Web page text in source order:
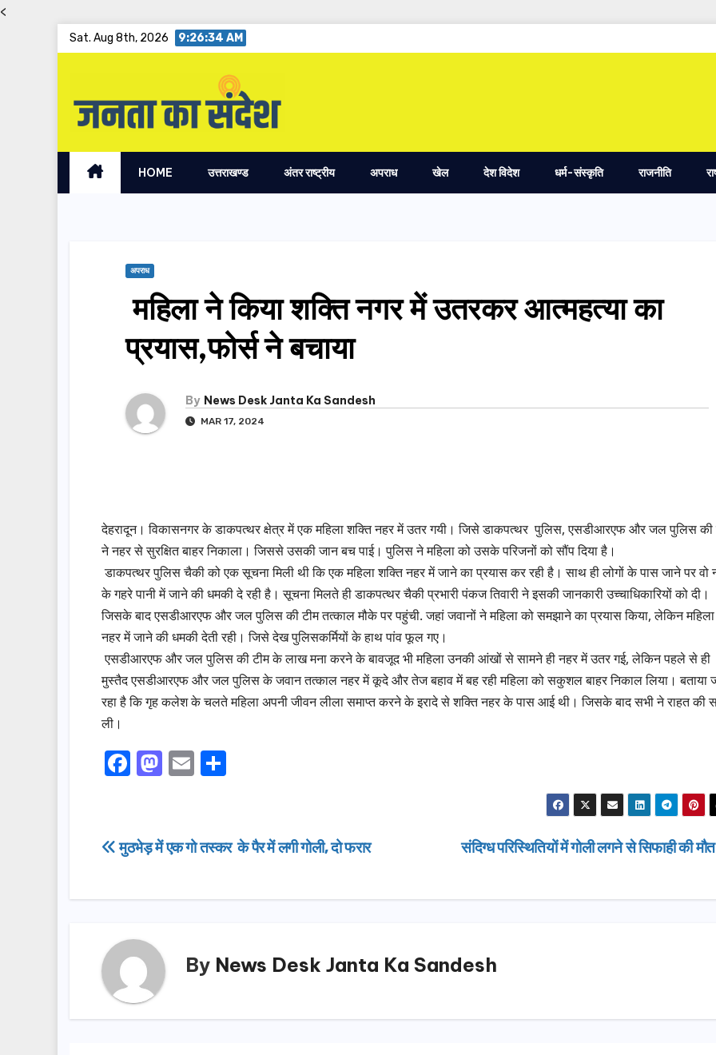
<
Sat. Aug 8th, 2026 9:26:35 AM
HOME उत्तराखण्ड अंतर राष्ट्रीय अपराध खेल देश विदेश धर्म-संस्कृति राजनीति
अपराध
महिला ने किया शक्ति नगर में उतरकर आत्महत्या का
प्रयास,फोर्स ने बचाया
By News Desk Janta Ka Sandesh
MAR 17, 2024
देहरादून। विकासनगर के डाकपत्थर क्षेत्र में एक महिला शक्ति नहर में उतर गयी। जिसे डाकपत्थर पुलिस, एसडीआरएफ और जल पुलिस की
ने नहर से सुरक्षित बाहर निकाला। जिससे उसकी जान बच पाई। पुलिस ने महिला को उसके परिजनों को सौंप दिया है।
डाकपत्थर पुलिस चैकी को एक सूचना मिली थी कि एक महिला शक्ति नहर में जाने का प्रयास कर रही है। साथ ही लोगों के पास जाने पर वो
के गहरे पानी में जाने की धमकी दे रही है। सूचना मिलते ही डाकपत्थर चैकी प्रभारी पंकज तिवारी ने इसकी जानकारी उच्चाधिकारियों को दी।
जिसके बाद एसडीआरएफ और जल पुलिस की टीम तत्काल मौके पर पहुंची. जहां जवानों ने महिला को समझाने का प्रयास किया, लेकिन महिला
नहर में जाने की धमकी देती रही। जिसे देख पुलिसकर्मियों के हाथ पांव फूल गए।
एसडीआरएफ और जल पुलिस की टीम के लाख मना करने के बावजूद भी महिला उनकी आंखों से सामने ही नहर में उतर गई, लेकिन पहले से ही
मुस्तैद एसडीआरएफ और जल पुलिस के जवान तत्काल नहर में कूदे और तेज बहाव में बह रही महिला को सकुशल बाहर निकाल लिया। बताया
रहा है कि गृह कलेश के चलते महिला अपनी जीवन लीला समाप्त करने के इरादे से शक्ति नहर के पास आई थी। जिसके बाद सभी ने राहत की
ली।
F
e
o
k
M
o
d
o
E
e
Post
संदिग्ध परिस्थितियों में गोली लगने से सिफाही की मौत
मुठभेड़ में एक गो तस्कर के पैर में लगी गोली, दो फरार
By News Desk Janta Ka Sandesh